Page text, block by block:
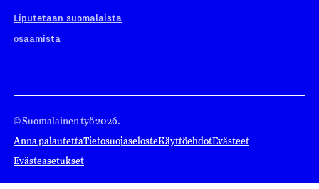
Liputetaan suomalaista
osaamista
© Suomalainen työ 2026.
Anna palautettaTietosuojaselosteKäyttöehdotEvästeet
Evästeasetukset